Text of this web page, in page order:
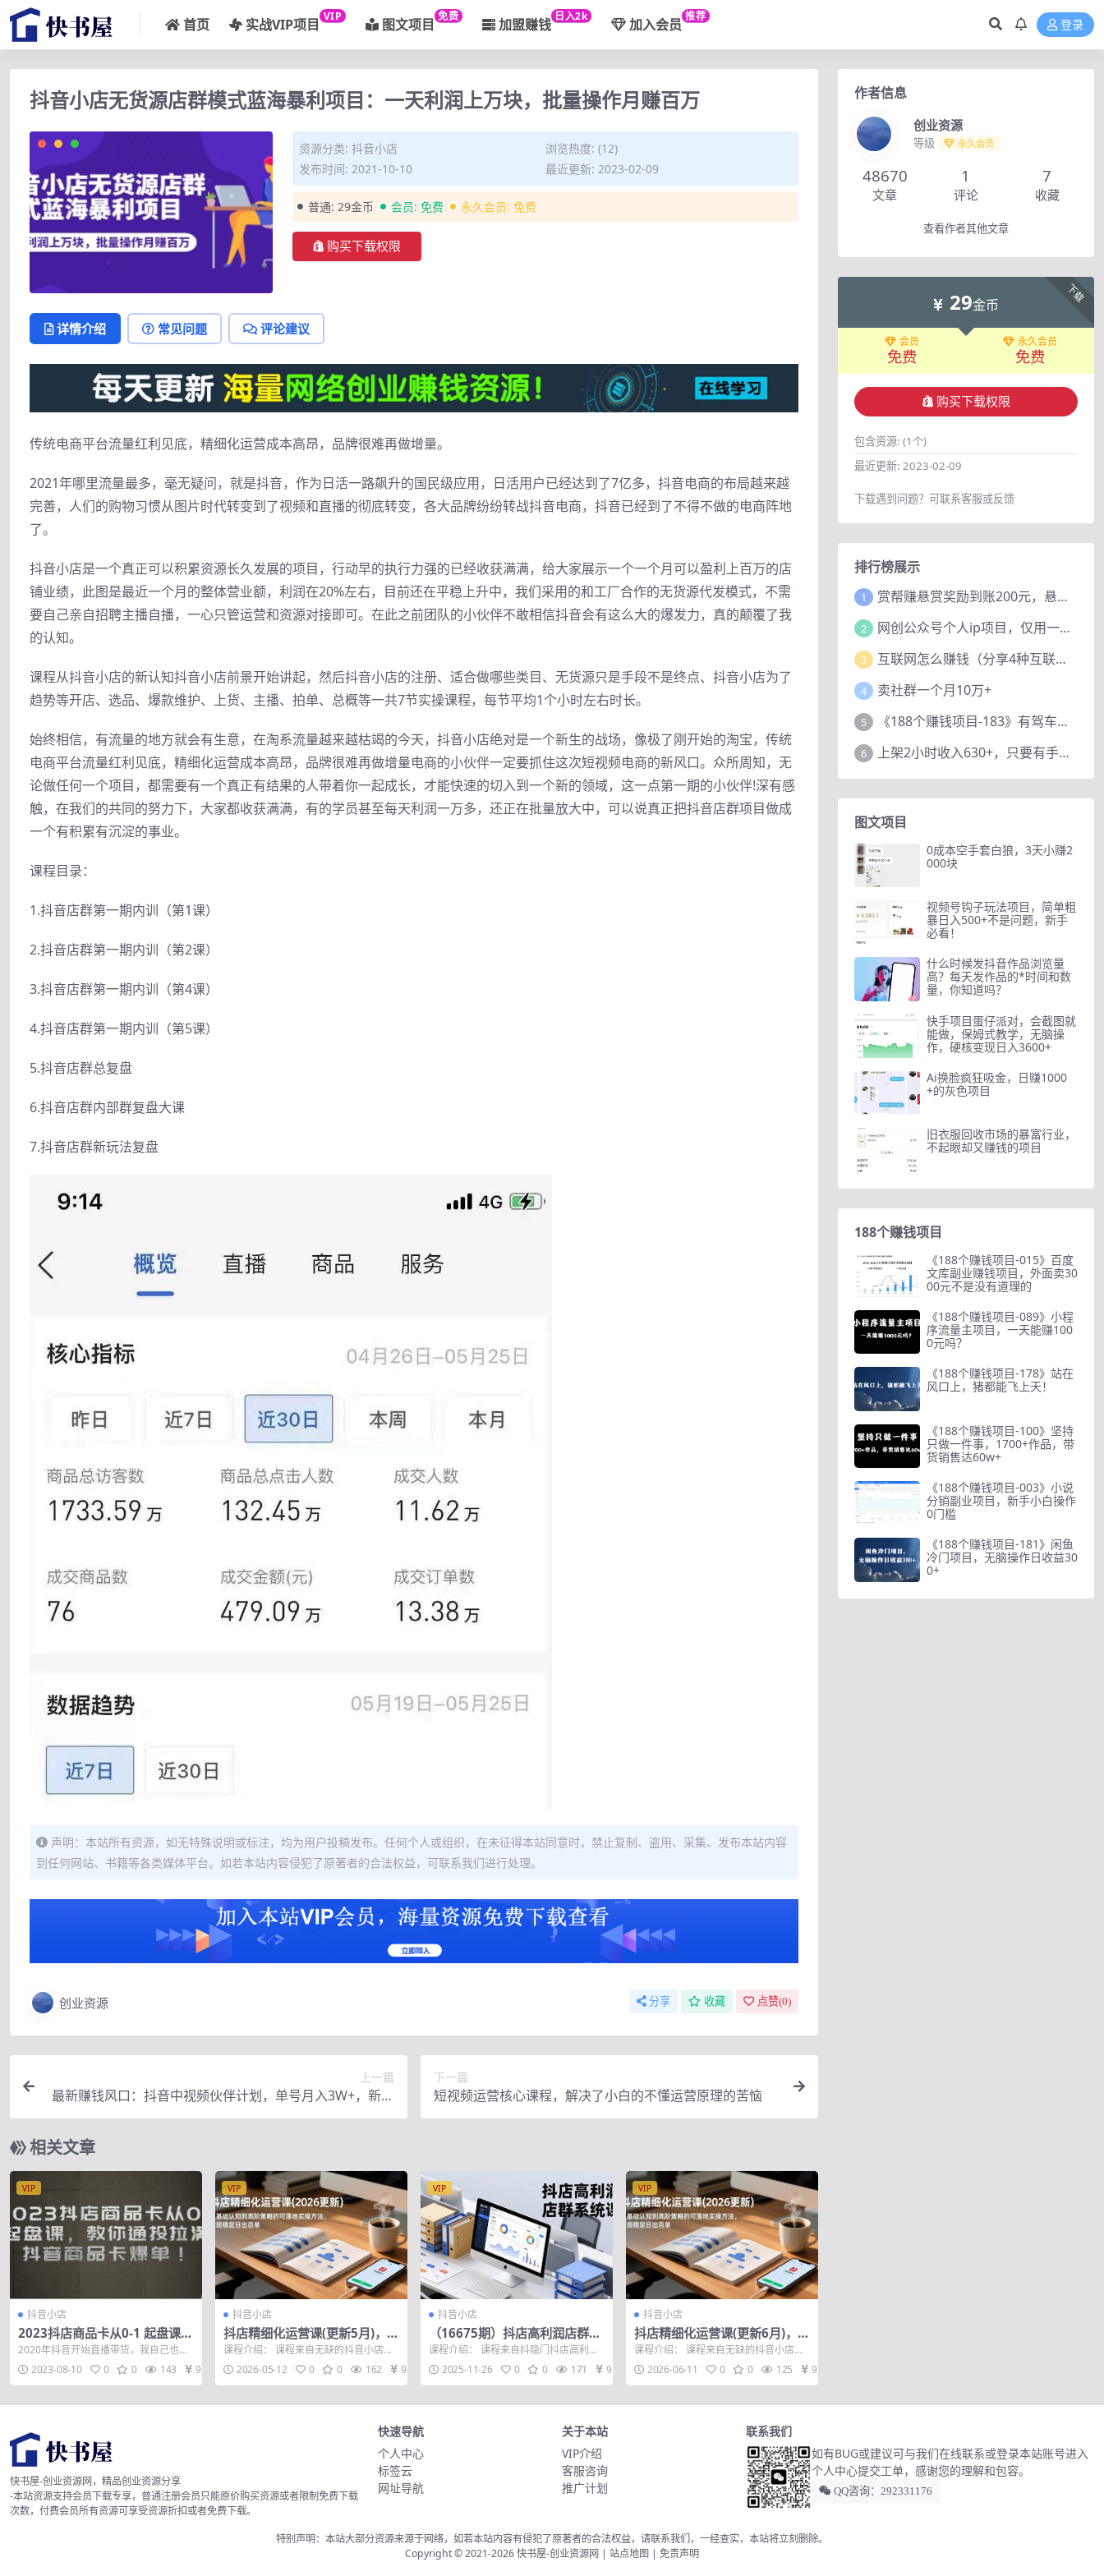
首页 实战VIP项目 VIP 图文项目 免费 加盟赚钱 日入2k 加入会员 推荐
登录
抖音小店无货源店群模式蓝海暴利项目：一天利润上万块，批量操作月赚百万
资源分类: 抖音小店
浏览热度: (12)
发布时间: 2021-10-10
最近更新: 2023-02-09
普通: 29金币 会员: 免费 永久会员: 免费
购买下载权限
详情介绍 常见问题 评论建议
传统电商平台流量红利见底，精细化运营成本高昂，品牌很难再做增量。
2021年哪里流量最多，毫无疑问，就是抖音，作为日活一路飙升的国民级应用，日活用户已经达到了7亿多，抖音电商的布局越来越
完善，人们的购物习惯从图片时代转变到了视频和直播的彻底转变，各大品牌纷纷转战抖音电商，抖音已经到了不得不做的电商阵地
了。
抖音小店是一个真正可以积累资源长久发展的项目，行动早的执行力强的已经收获满满，给大家展示一个一个月可以盈利上百万的店
铺业绩，此图是最近一个月的整体营业额，利润在20%左右，目前还在平稳上升中，我们采用的和工厂合作的无货源代发模式，不需
要自己亲自招聘主播自播，一心只管运营和资源对接即可。在此之前团队的小伙伴不敢相信抖音会有这么大的爆发力，真的颠覆了我
的认知。
课程从抖音小店的新认知抖音小店前景开始讲起，然后抖音小店的注册、适合做哪些类目、无货源只是手段不是终点、抖音小店为了
趋势等开店、选品、爆款维护、上货、主播、拍单、总概等一共7节实操课程，每节平均1个小时左右时长。
始终相信，有流量的地方就会有生意，在淘系流量越来越枯竭的今天，抖音小店绝对是一个新生的战场，像极了刚开始的淘宝，传统
电商平台流量红利见底，精细化运营成本高昂，品牌很难再做增量电商的小伙伴一定要抓住这次短视频电商的新风口。众所周知，无
论做任何一个项目，都需要有一个真正有结果的人带着你一起成长，才能快速的切入到一个新的领域，这一点第一期的小伙伴!深有感
触，在我们的共同的努力下，大家都收获满满，有的学员甚至每天利润一万多，还正在批量放大中，可以说真正把抖音店群项目做成
一个有积累有沉淀的事业。
课程目录：
1.抖音店群第一期内训（第1课）
2.抖音店群第一期内训（第2课）
3.抖音店群第一期内训（第4课）
4.抖音店群第一期内训（第5课）
5.抖音店群总复盘
6.抖音店群内部群复盘大课
7.抖音店群新玩法复盘
声明：本站所有资源，如无特殊说明或标注，均为用户投稿发布。任何个人或组织，在未征得本站同意时，禁止复制、盗用、采集、发布本站内容
到任何网站、书籍等各类媒体平台。如若本站内容侵犯了原著者的合法权益，可联系我们进行处理。
创业资源 分享 收藏 点赞(0)
上一篇
最新赚钱风口：抖音中视频伙伴计划，单号月入3W+，新手
老手可操作
下一篇
短视频运营核心课程，解决了小白的不懂运营原理的苦恼
相关文章
VIP
抖音小店
2023抖店商品卡从0-1 起盘课，
教你通投拉满，抖音商品卡爆
单！
2020年抖音开始直播带货，我自己也是
2020年6月开始做直播的最新的一员，
通过...2023-08-10 0 0 143 9.9
VIP
抖音小店
抖店精细化运营课(更新5月)，从
基础认知到高阶策略的可落地实
操方法，实现稳定日出百单
课程介绍： 课程来自无缺的抖音小店精
细化运营干货指南新版。汇集抖店实战
运营精髓，...
2026-05-12 0 0 162 9.9
VIP
抖音小店
（16675期）抖店高利润店群系
统课，店群搭建、选品策略、运
营管控，构建标准体系，矩阵月
入20万+
课程介绍： 课程来自抖隐门抖店高利润
高客单店群玩法。核心是高利润店群的S
OP流程...
2025-11-26 0 0 171 9.9
VIP
抖音小店
抖店精细化运营课(更新6月)，从
基础认知到高阶策略的可落地实
操方法，实现稳定日出百单
课程介绍： 课程来自无缺的抖音小店精
细化运营干货指南新版。汇集抖店实战
运营精髓，...
2026-06-11 0 0 125 9.9
作者信息
创业资源
等级 永久会员
48670
文章
1
评论
7
收藏
查看作者其他文章
下载
29金币
会员
免费
永久会员
免费
购买下载权限
包含资源: (1个)
最近更新: 2023-02-09
下载遇到问题？可联系客服或反馈
排行榜展示
1 赏帮赚悬赏奖励到账200元，悬赏任务多劳多得，人人可做。
2 网创公众号个人ip项目，仅用一篇文章做到全网引流！
3 互联网怎么赚钱（分享4种互联网赚钱模式）
4 卖社群一个月10万+
5 《188个赚钱项目-183》有驾车评项目，动动小手，复制粘贴赚44元！
6 上架2小时收入630+，只要有手就能做的AI搞钱项目，奶奶看完都能学会!
图文项目
0成本空手套白狼，3天小赚2
000块
视频号钩子玩法项目，简单粗
暴日入500+不是问题，新手
必看！
什么时候发抖音作品浏览量
高？每天发作品的*时间和数
量，你知道吗？
快手项目蛋仔派对，会截图就
能做，保姆式教学，无脑操
作，硬核变现日入3600+
Ai换脸疯狂吸金，日赚1000
+的灰色项目
旧衣服回收市场的暴富行业，
不起眼却又赚钱的项目
188个赚钱项目
《188个赚钱项目-015》百度
文库副业赚钱项目，外面卖30
00元不是没有道理的
《188个赚钱项目-089》小程
序流量主项目，一天能赚100
0元吗？
《188个赚钱项目-178》站在
风口上，猪都能飞上天！
《188个赚钱项目-100》坚持
只做一件事，1700+作品，带
货销售达60w+
《188个赚钱项目-003》小说
分销副业项目，新手小白操作
0门槛
《188个赚钱项目-181》闲鱼
冷门项目，无脑操作日收益30
0+
快书屋-创业资源网，精品创业资源分享
-本站资源支持会员下载专享，普通注册会员只能原价购买资源或者限制免费下载
次数，付费会员所有资源可享受资源折扣或者免费下载。
快速导航
个人中心
标签云
网址导航
关于本站
VIP介绍
客服咨询
推广计划
联系我们
如有BUG或建议可与我们在线联系或登录本站账号进入
个人中心提交工单，感谢您的理解和包容。
QQ咨询：292331176
特别声明：本站大部分资源来源于网络，如若本站内容有侵犯了原著者的合法权益，请联系我们，一经查实，本站将立刻删除。
Copyright © 2021-2026快书屋-创业资源网 | 站点地图 | 免责声明